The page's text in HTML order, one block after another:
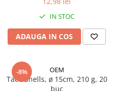
Terine si placinte
Uleiuri speciale/presate la rece
Ulei de masline extravirgin
IN STOC
ADAUGA IN COS
-8% OEM
Taco Shells, ø 15cm, 210 g, 20
buc